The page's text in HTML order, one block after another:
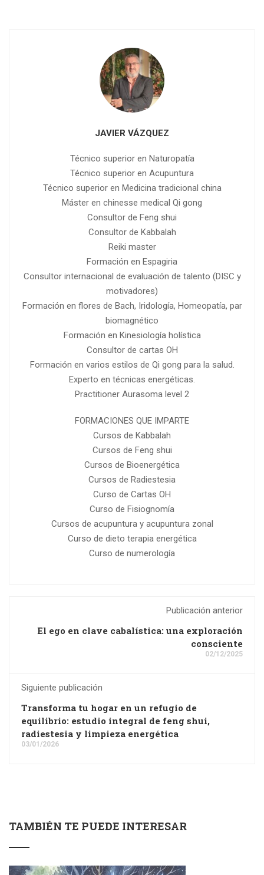
JAVIER VÁZQUEZ
Técnico superior en Naturopatía
Técnico superior en Acupuntura
Técnico superior en Medicina tradicional china
Máster en chinesse medical Qi gong
Consultor de Feng shui
Consultor de Kabbalah
Reiki master
Formación en Espagiria
Consultor internacional de evaluación de talento (DISC y
motivadores)
Formación en flores de Bach, Iridología, Homeopatía, par
biomagnético
Formación en Kinesiología holística
Consultor de cartas OH
Formación en varios estilos de Qi gong para la salud.
Experto en técnicas energéticas.
Practitioner Aurasoma level 2
FORMACIONES QUE IMPARTE
Cursos de Kabbalah
Cursos de Feng shui
Cursos de Bioenergética
Cursos de Radiestesia
Curso de Cartas OH
Curso de Fisiognomía
Cursos de acupuntura y acupuntura zonal
Curso de dieto terapia energética
Curso de numerología
Publicación anterior
El ego en clave cabalística: una exploración
consciente
02/12/2025
Siguiente publicación
Transforma tu hogar en un refugio de
equilibrio: estudio integral de feng shui,
radiestesia y limpieza energética
03/01/2026
TAMBIÉN TE PUEDE INTERESAR